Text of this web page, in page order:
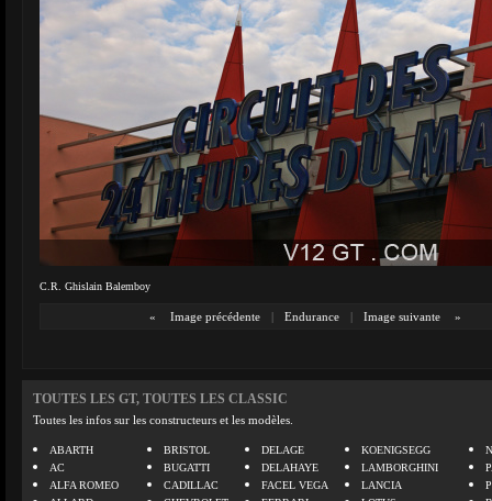
C.R. Ghislain Balemboy
« Image précédente | Endurance | Image suivante »
TOUTES LES GT, TOUTES LES CLASSIC
Toutes les infos sur les constructeurs et les modèles.
ABARTH
AC
ALFA ROMEO
BRISTOL
BUGATTI
CADILLAC
DELAGE
DELAHAYE
FACEL VEGA
KOENIGSEGG
LAMBORGHINI
LANCIA